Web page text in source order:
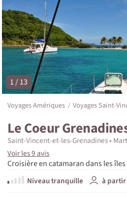
1 / 13
Voyages Amériques Voyages Saint-
Le Coeur
Saint-Vincent-et-les-Grenadines
Voir les 9 avis
Croisière en catamaran dans les
Niveau tranquille
à partir